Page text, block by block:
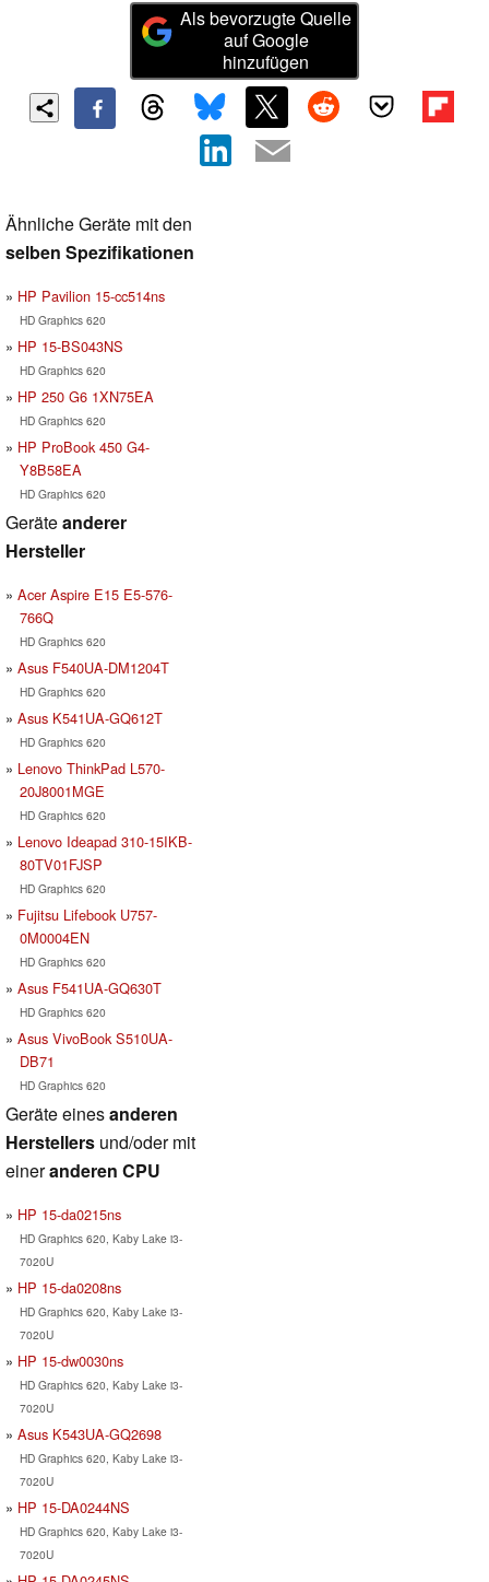
Als bevorzugte Quelle
auf Google
hinzufügen
Ähnliche Geräte mit den
selben Spezifikationen
HP Pavilion 15-cc514ns
HD Graphics 620
HP 15-BS043NS
HD Graphics 620
HP 250 G6 1XN75EA
HD Graphics 620
HP ProBook 450 G4-
Y8B58EA
HD Graphics 620
Geräteanderer
Hersteller
Acer Aspire E15 E5-576-
766Q
HD Graphics 620
Asus F540UA-DM1204T
HD Graphics 620
Asus K541UA-GQ612T
HD Graphics 620
Lenovo ThinkPad L570-
20J8001MGE
HD Graphics 620
Lenovo Ideapad 310-15IKB-
80TV01FJSP
HD Graphics 620
Fujitsu Lifebook U757-
0M0004EN
HD Graphics 620
Asus F541UA-GQ630T
HD Graphics 620
Asus VivoBook S510UA-
DB71
HD Graphics 620
Geräte einesanderen
Herstellers und/oder mit
eineranderen CPU
HP 15-da0215ns
HD Graphics 620, Kaby Lake i3-
7020U
HP 15-da0208ns
HD Graphics 620, Kaby Lake i3-
7020U
HP 15-dw0030ns
HD Graphics 620, Kaby Lake i3-
7020U
Asus K543UA-GQ2698
HD Graphics 620, Kaby Lake i3-
7020U
HP 15-DA0244NS
HD Graphics 620, Kaby Lake i3-
7020U